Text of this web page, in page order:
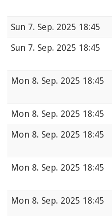
Sun 7. Sep. 2025 18:45
Sun 7. Sep. 2025 18:45
Mon 8. Sep. 2025 18:45
Mon 8. Sep. 2025 18:45
Mon 8. Sep. 2025 18:45
Mon 8. Sep. 2025 18:45
Mon 8. Sep. 2025 18:45